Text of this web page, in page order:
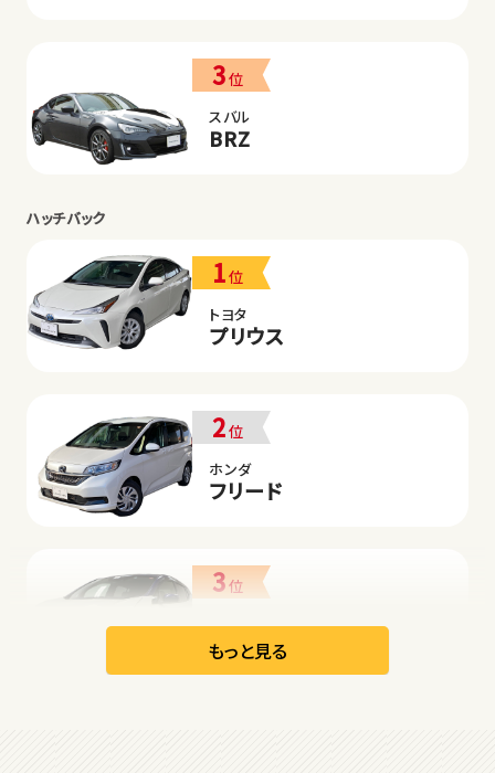
3位
スバル
BRZ
ハッチバック
1位
トヨタ
プリウス
2位
ホンダ
フリード
3位
日産
リーフ
もっと見る